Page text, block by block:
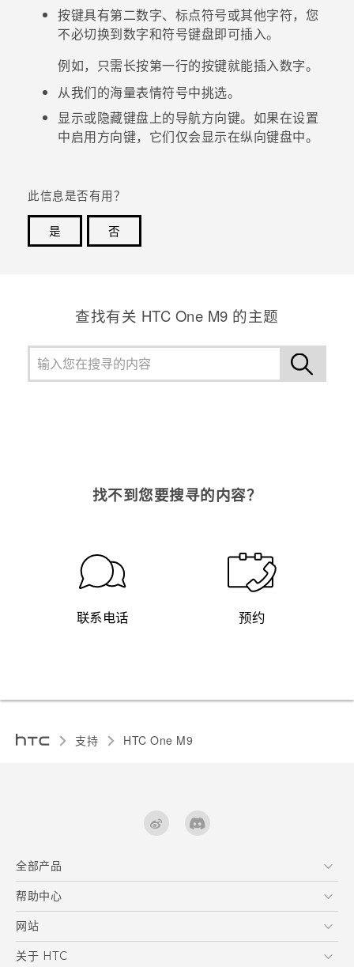
按键具有第二数字、标点符号或其他字符，您
不必切换到数字和符号键盘即可插入。
例如，只需长按第一行的按键就能插入数字。
从我们的海量表情符号中挑选。
显示或隐藏键盘上的导航方向键。如果在设置
中启用方向键，它们仅会显示在纵向键盘中。
此信息是否有用？
是
否
查找有关 HTC One M9 的主题
找不到您要搜寻的内容？
联系电话 预约
支持 HTC One M9‎
全部产品
区块链智能手机
VIVE
帮助中心
在线客服
支援与服务
网站
HTC Dev
关于 HTC